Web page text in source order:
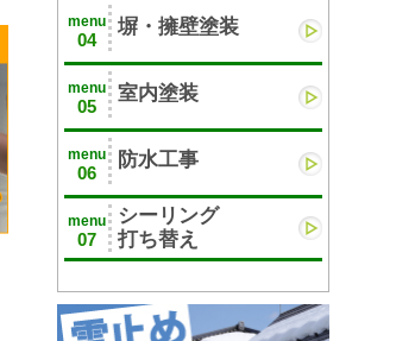
menu
04
塀・擁壁塗装
menu
05
室内塗装
menu
06
防水工事
menu
07
シーリング
打ち替え